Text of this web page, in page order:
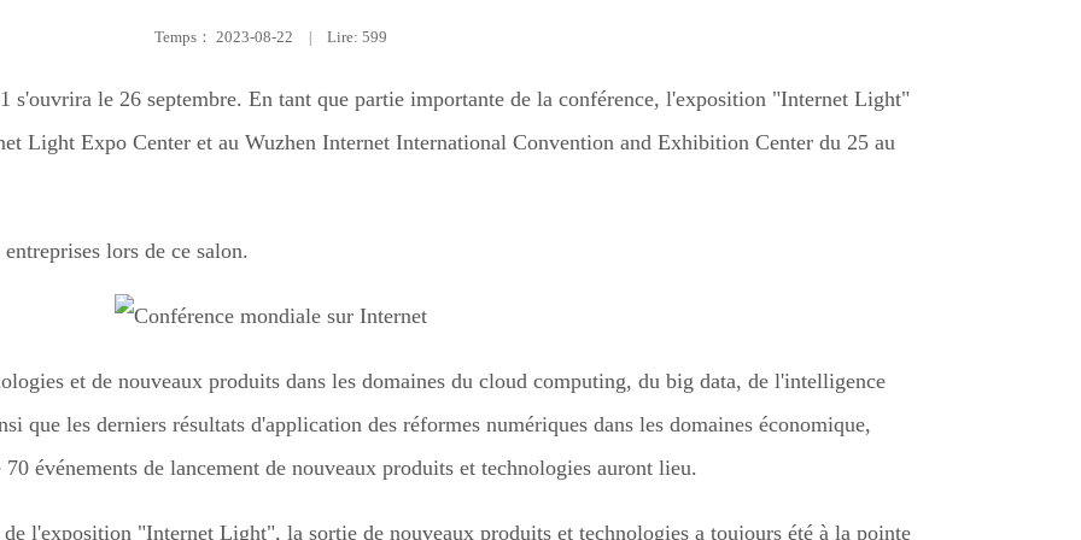
Temps： 2023-08-22 Lire: 599
s'ouvrira le 26 septembre. En tant que partie importante de la conférence, l'exposition "Internet Light"
Light Expo Center et au Wuzhen Internet International Convention and Exhibition Center du 25 au
lors de ce salon.
et de nouveaux produits dans les domaines du cloud computing, du big data, de l'intelligence
que les derniers résultats d'application des réformes numériques dans les domaines économique,
événements de lancement de nouveaux produits et technologies auront lieu.
l'exposition "Internet Light", la sortie de nouveaux produits et technologies a toujours été à la pointe